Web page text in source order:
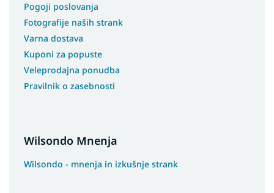
Pogoji poslovanja
Fotografije naših strank
Varna dostava
Kuponi za popuste
Veleprodajna ponudba
Pravilnik o zasebnosti
Wilsondo Mnenja
Wilsondo - mnenja in izkušnje strank